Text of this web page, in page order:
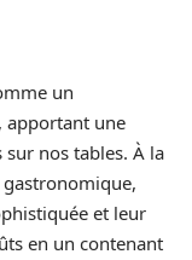
un
apportant une
sur nos tables. À la
gastronomique,
et leur
en un contenant